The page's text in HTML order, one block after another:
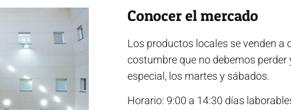
Conocer el mercado
Los productos locales se venden a
costumbre que no debemos
especial, los martes y sábados.
Horario: 9:00 a 14:30 días